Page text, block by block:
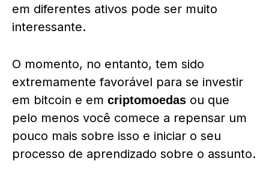
em diferentes ativos pode ser muito
interessante.
O momento, no entanto, tem sido
extremamente favorável para se investir
em bitcoin e em criptomoedas ou que
pelo menos você comece a repensar um
pouco mais sobre isso e iniciar o seu
processo de aprendizado sobre o assunto.